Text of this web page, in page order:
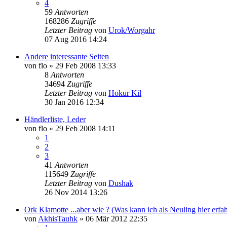
4
59 Antworten
168286 Zugriffe
Letzter Beitrag von Urok/Worgahr
07 Aug 2016 14:24
Andere interessante Seiten
von flo » 29 Feb 2008 13:33
8 Antworten
34694 Zugriffe
Letzter Beitrag von Hokur Kil
30 Jan 2016 12:34
Händlerliste, Leder
von flo » 29 Feb 2008 14:11
1
2
3
41 Antworten
115649 Zugriffe
Letzter Beitrag von Dushak
26 Nov 2014 13:26
Ork Klamotte ...aber wie ? (Was kann ich als Neuling hier
von AkhisTauhk » 06 Mär 2012 22:35